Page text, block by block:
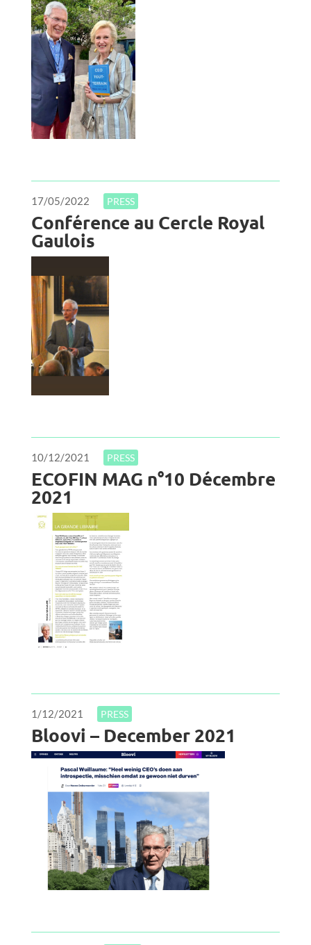
17/05/2022 PRESS
Conférence au Cercle Royal
Gaulois
10/12/2021 PRESS
ECOFIN MAG n°10 Décembre
2021
1/12/2021 PRESS
Bloovi – December 2021